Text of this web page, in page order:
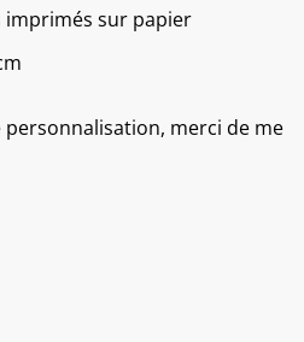
imprimés sur papier
merci de me